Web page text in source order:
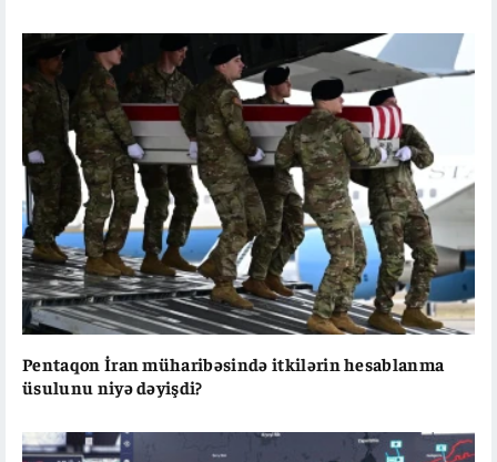
Pentaqon İran müharibəsində itkilərin hesablanma
üsulunu niyə dəyişdi?